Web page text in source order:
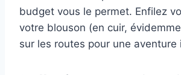
budget vous le permet. Enfilez
votre blouson (en cuir,
sur les routes pour une aventure